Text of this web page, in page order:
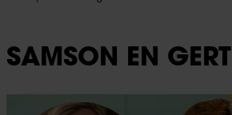
SAMSON EN GERT